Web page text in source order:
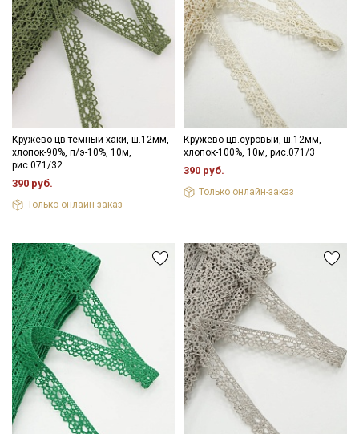
Кружево цв.темный хаки, ш.12мм,
хлопок-90%, п/э-10%, 10м,
рис.071/32
390 руб.
Только онлайн-заказ
Кружево цв.суровый, ш.12мм,
хлопок-100%, 10м, рис.071/3
390 руб.
Только онлайн-заказ